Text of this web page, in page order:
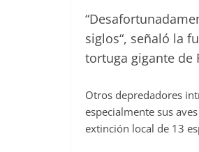
siglos“, señaló la
tortuga gigante de
Otros depredadores
especialmente sus
extinción local de 13